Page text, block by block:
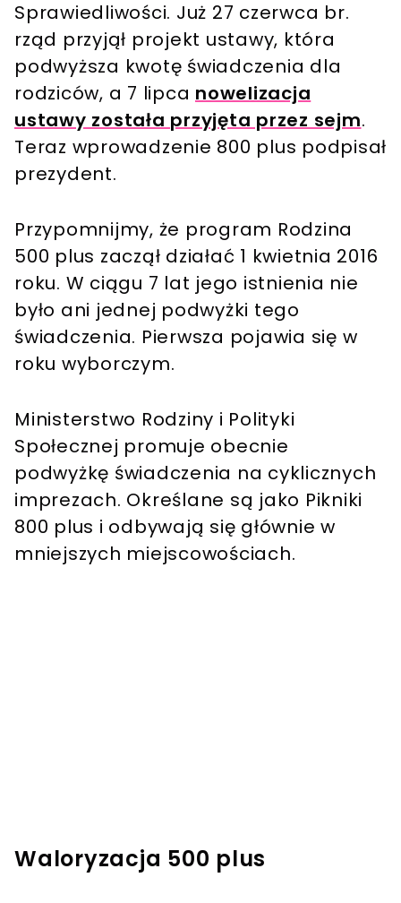
Sprawiedliwości. Już 27 czerwca br.
rząd przyjął projekt ustawy, która
podwyższa kwotę świadczenia dla
rodziców, a 7 lipca nowelizacja
ustawy została przyjęta przez sejm.
Teraz wprowadzenie 800 plus podpisał
prezydent.
Przypomnijmy, że program Rodzina
500 plus zaczął działać 1 kwietnia 2016
roku. W ciągu 7 lat jego istnienia nie
było ani jednej podwyżki tego
świadczenia. Pierwsza pojawia się w
roku wyborczym.
Ministerstwo Rodziny i Polityki
Społecznej promuje obecnie
podwyżkę świadczenia na cyklicznych
imprezach. Określane są jako Pikniki
800 plus i odbywają się głównie w
mniejszych miejscowościach.
Waloryzacja 500 plus